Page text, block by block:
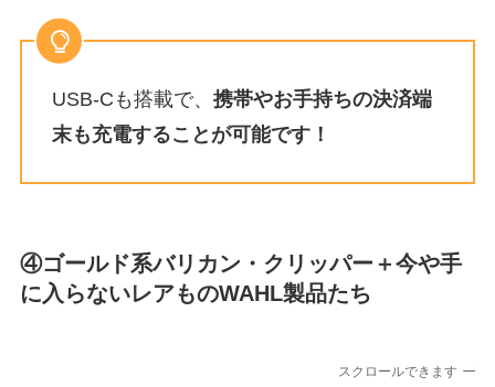
USB-Cも搭載で、 携帯やお手持ちの決済端
末も充電することが可能です！
④ゴールド系バリカン・クリッパー＋今や手
に入らないレアものWAHL製品たち
スクロールできます